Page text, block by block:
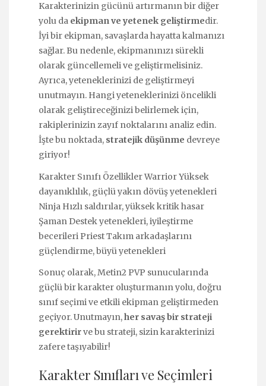
Karakterinizin gücünü artırmanın bir diğer
yolu da ekipman ve yetenek geliştirmedir.
İyi bir ekipman, savaşlarda hayatta kalmanızı
sağlar. Bu nedenle, ekipmanınızı sürekli
olarak güncellemeli ve geliştirmelisiniz.
Ayrıca, yeteneklerinizi de geliştirmeyi
unutmayın. Hangi yeteneklerinizi öncelikli
olarak geliştireceğinizi belirlemek için,
rakiplerinizin zayıf noktalarını analiz edin.
İşte bu noktada, stratejik düşünme devreye
giriyor!
Karakter Sınıfı Özellikler Warrior Yüksek
dayanıklılık, güçlü yakın dövüş yetenekleri
Ninja Hızlı saldırılar, yüksek kritik hasar
Şaman Destek yetenekleri, iyileştirme
becerileri Priest Takım arkadaşlarını
güçlendirme, büyü yetenekleri
Sonuç olarak, Metin2 PVP sunucularında
güçlü bir karakter oluşturmanın yolu, doğru
sınıf seçimi ve etkili ekipman geliştirmeden
geçiyor. Unutmayın,her savaş bir strateji
gerektirirve bu strateji, sizin karakterinizi
zafere taşıyabilir!
Karakter Sınıfları ve Seçimleri